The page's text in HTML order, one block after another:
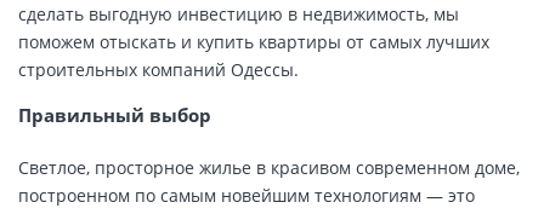
сделать выгодную инвестицию в недвижимость, мы
поможем отыскать и купить квартиры от самых лучших
строительных компаний Одессы.
Правильный выбор
Светлое, просторное жилье в красивом современном доме,
построенном по самым новейшим технологиям — это